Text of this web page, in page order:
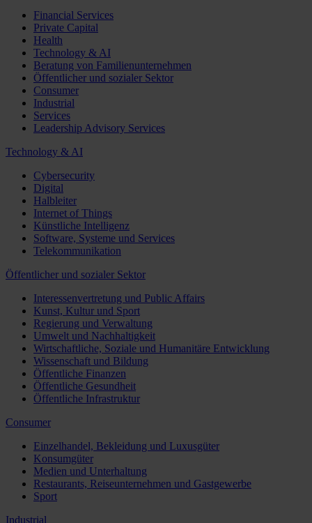
Financial Services
Private Capital
Health
Technology & AI
Beratung von Familienunternehmen
Öffentlicher und sozialer Sektor
Consumer
Industrial
Services
Leadership Advisory Services
Technology & AI
Cybersecurity
Digital
Halbleiter
Internet of Things
Künstliche Intelligenz
Software, Systeme und Services
Telekommunikation
Öffentlicher und sozialer Sektor
Interessenvertretung und Public Affairs
Kunst, Kultur und Sport
Regierung und Verwaltung
Umwelt und Nachhaltigkeit
Wirtschaftliche, Soziale und Humanitäre Entwicklung
Wissenschaft und Bildung
Öffentliche Finanzen
Öffentliche Gesundheit
Öffentliche Infrastruktur
Consumer
Einzelhandel, Bekleidung und Luxusgüter
Konsumgüter
Medien und Unterhaltung
Restaurants, Reiseunternehmen und Gastgewerbe
Sport
Industrial